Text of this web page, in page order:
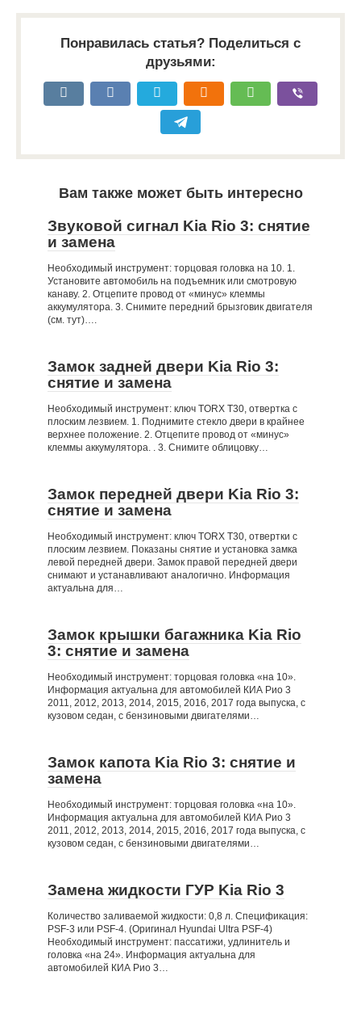
Понравилась статья? Поделиться с
друзьями:
Вам также может быть интересно
Звуковой сигнал Kia Rio 3: снятие
и замена
Необходимый инструмент: торцовая головка на 10. 1.
Установите автомобиль на подъемник или смотровую
канаву. 2. Отцепите провод от «минус» клеммы
аккумулятора. 3. Снимите передний брызговик двигателя
(см. тут)….
Замок задней двери Kia Rio 3:
снятие и замена
Необходимый инструмент: ключ TORX Т30, отвертка с
плоским лезвием. 1. Поднимите стекло двери в крайнее
верхнее положение. 2. Отцепите провод от «минус»
клеммы аккумулятора. . 3. Снимите облицовку…
Замок передней двери Kia Rio 3:
снятие и замена
Необходимый инструмент: ключ TORX Т30, отвертки с
плоским лезвием. Показаны снятие и установка замка
левой передней двери. Замок правой передней двери
снимают и устанавливают аналогично. Информация
актуальна для…
Замок крышки багажника Kia Rio
3: снятие и замена
Необходимый инструмент: торцовая головка «на 10».
Информация актуальна для автомобилей КИА Рио 3
2011, 2012, 2013, 2014, 2015, 2016, 2017 года выпуска, с
кузовом седан, с бензиновыми двигателями…
Замок капота Kia Rio 3: снятие и
замена
Необходимый инструмент: торцовая головка «на 10».
Информация актуальна для автомобилей КИА Рио 3
2011, 2012, 2013, 2014, 2015, 2016, 2017 года выпуска, с
кузовом седан, с бензиновыми двигателями…
Замена жидкости ГУР Kia Rio 3
Количество заливаемой жидкости: 0,8 л. Спецификация:
PSF-3 или PSF-4. (Оригинал Hyundai Ultra PSF-4)
Необходимый инструмент: пассатижи, удлинитель и
головка «на 24». Информация актуальна для
автомобилей КИА Рио 3…